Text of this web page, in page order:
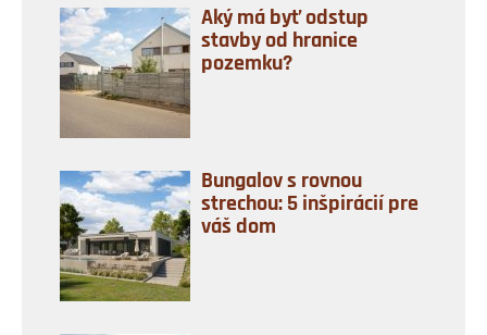
Aký má byť odstup
stavby od hranice
pozemku?
Bungalov s rovnou
strechou: 5 inšpirácií pre
váš dom